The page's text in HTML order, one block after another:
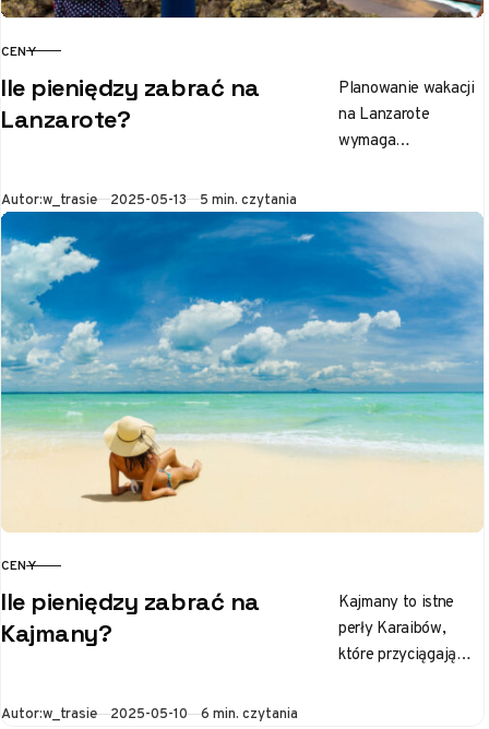
KATEGORIA
CENY
Ile pieniędzy zabrać na
Lanzarote?
Planowanie wakacji
na Lanzarote
wymaga
Przede wszystkim
warto określić styl
podróży: czy zależy
nam na
luksusowych…
Autor:w_trasie Opublikowano
2025-05-13 5 min. czytania
KATEGORIA
CENY
Ile pieniędzy zabrać na
Kajmany?
Kajmany to istne
perły Karaibów,
które przyciągają
Autor:w_trasie Opublikowano
2025-05-10 6 min. czytania